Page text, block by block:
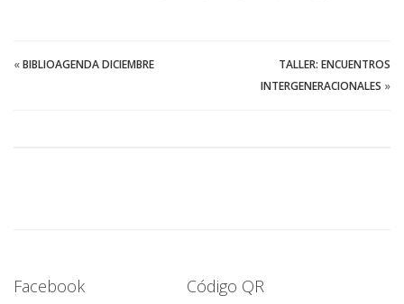
«BIBLIOAGENDA DICIEMBRE
TALLER: ENCUENTROS
INTERGENERACIONALES »
Facebook Código QR